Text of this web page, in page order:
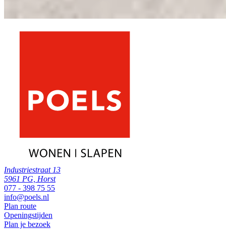
Industriestraat 13
5961 PG, Horst
077 - 398 75 55
info@poels.nl
Plan route
Openingstijden
Plan je bezoek